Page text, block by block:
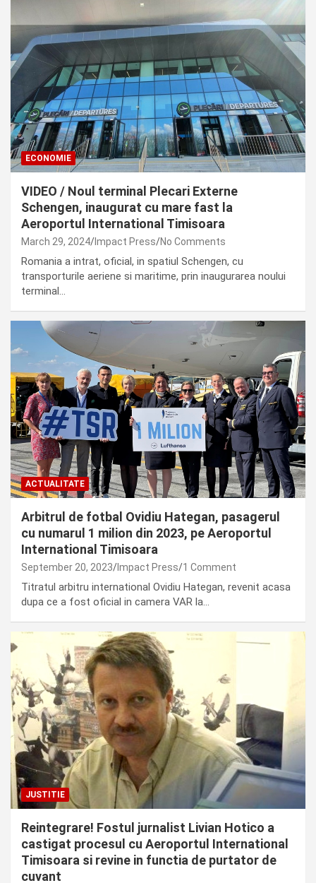
ECONOMIE
VIDEO / Noul terminal Plecari Externe
Schengen, inaugurat cu mare fast la
Aeroportul International Timisoara
March 29, 2024 Impact Press No Comments
Romania a intrat, oficial, in spatiul Schengen, cu
transporturile aeriene si maritime, prin inaugurarea noului
terminal…
ACTUALITATE
Arbitrul de fotbal Ovidiu Hategan, pasagerul
cu numarul 1 milion din 2023, pe Aeroportul
International Timisoara
September 20, 2023 Impact Press 1 Comment
Titratul arbitru international Ovidiu Hategan, revenit acasa
dupa ce a fost oficial in camera VAR la…
JUSTITIE
Reintegrare! Fostul jurnalist Livian Hotico a
castigat procesul cu Aeroportul International
Timisoara si revine in functia de purtator de
cuvant